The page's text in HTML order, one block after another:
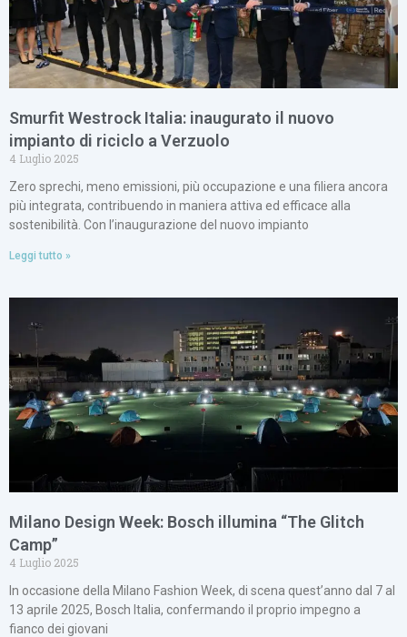
Smurfit Westrock Italia: inaugurato il nuovo
impianto di riciclo a Verzuolo
4 Luglio 2025
Zero sprechi, meno emissioni, più occupazione e una filiera ancora
più integrata, contribuendo in maniera attiva ed efficace alla
sostenibilità. Con l’inaugurazione del nuovo impianto
Leggi tutto »
Milano Design Week: Bosch illumina “The Glitch
Camp”
4 Luglio 2025
In occasione della Milano Fashion Week, di scena quest’anno dal 7 al
13 aprile 2025, Bosch Italia, confermando il proprio impegno a
fianco dei giovani